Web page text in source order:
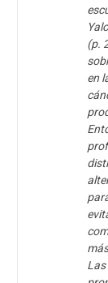
(p.
en
Las